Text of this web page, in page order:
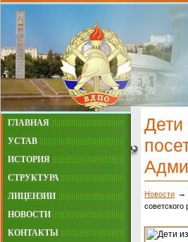
ГЛАВНАЯ
УСТАВ
ИСТОРИЯ
СТРУКТУРА
ЛИЦЕНЗИИ
НОВОСТИ
КОНТАКТЫ
Дети
Новости
советского